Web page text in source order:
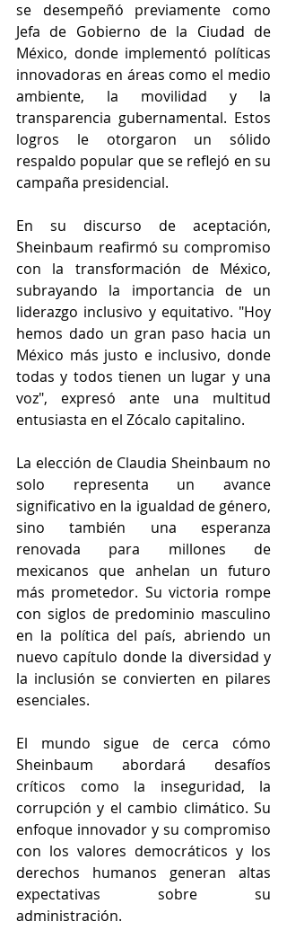
se desempeñó previamente como
Jefa de Gobierno de la Ciudad de
México, donde implementó políticas
innovadoras en áreas como el medio
ambiente, la movilidad y la
transparencia gubernamental. Estos
logros le otorgaron un sólido
respaldo popular que se reflejó en su
campaña presidencial.
En su discurso de aceptación,
Sheinbaum reafirmó su compromiso
con la transformación de México,
subrayando la importancia de un
liderazgo inclusivo y equitativo. "Hoy
hemos dado un gran paso hacia un
México más justo e inclusivo, donde
todas y todos tienen un lugar y una
voz", expresó ante una multitud
entusiasta en el Zócalo capitalino.
La elección de Claudia Sheinbaum no
solo representa un avance
significativo en la igualdad de género,
sino también una esperanza
renovada para millones de
mexicanos que anhelan un futuro
más prometedor. Su victoria rompe
con siglos de predominio masculino
en la política del país, abriendo un
nuevo capítulo donde la diversidad y
la inclusión se convierten en pilares
esenciales.
El mundo sigue de cerca cómo
Sheinbaum abordará desafíos
críticos como la inseguridad, la
corrupción y el cambio climático. Su
enfoque innovador y su compromiso
con los valores democráticos y los
derechos humanos generan altas
expectativas sobre su
administración.